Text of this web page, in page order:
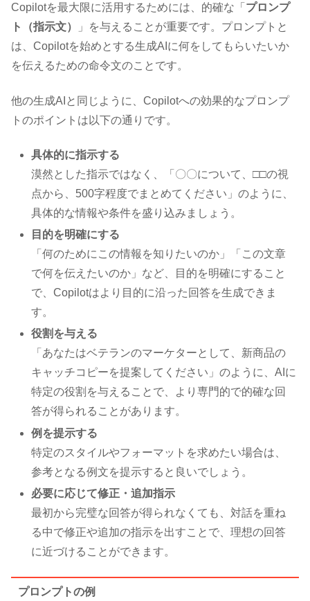
Copilotを最大限に活用するためには、的確な「 プロンプ
ト（指示文）
」を与えることが重要です。プロンプトと
は、Copilotを始めとする生成AIに何をしてもらいたいか
を伝えるための命令文のことです。
他の生成AIと同じように、Copilotへの効果的なプロンプ
トのポイントは以下の通りです。
具体的に指示する
漠然とした指示ではなく、「〇〇について、□□の視
点から、500字程度でまとめてください」のように、
具体的な情報や条件を盛り込みましょう。
目的を明確にする
「何のためにこの情報を知りたいのか」「この文章
で何を伝えたいのか」など、目的を明確にすること
で、Copilotはより目的に沿った回答を生成できま
す。
役割を与える
「あなたはベテランのマーケターとして、新商品の
キャッチコピーを提案してください」のように、AIに
特定の役割を与えることで、より専門的で的確な回
答が得られることがあります。
例を提示する
特定のスタイルやフォーマットを求めたい場合は、
参考となる例文を提示すると良いでしょう。
必要に応じて修正・追加指示
最初から完璧な回答が得られなくても、対話を重ね
る中で修正や追加の指示を出すことで、理想の回答
に近づけることができます。
プロンプトの例